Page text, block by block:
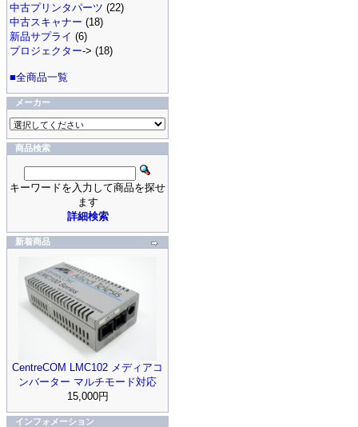
中古プリンタパーツ (22)
中古スキャナー (18)
新品サプライ (6)
プロジェクター-> (18)
■全商品一覧
メーカー
商品検索
キーワードを入力して商品を探せ
ます
詳細検索
新着商品
CentreCOM LMC102 メディアコ
ンバーター マルチモード対応
15,000円
インフォメーション